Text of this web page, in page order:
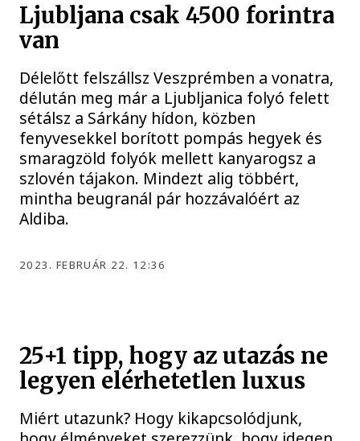
Ljubljana csak 4500 forintra
van
Délelőtt felszállsz Veszprémben a vonatra,
délután meg már a Ljubljanica folyó felett
sétálsz a Sárkány hídon, közben
fenyvesekkel borított pompás hegyek és
smaragzöld folyók mellett kanyarogsz a
szlovén tájakon. Mindezt alig többért,
mintha beugranál pár hozzávalóért az
Aldiba.
2023. FEBRUÁR 22. 12:36
25+1 tipp, hogy az utazás ne
legyen elérhetetlen luxus
Miért utazunk? Hogy kikapcsolódjunk,